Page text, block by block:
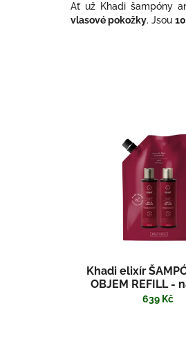
Ať už Khadi šampóny
vlasové pokožky. Jsou
Khadi elixír
OBJEM REFILL -
náplň, 400
639 Kč